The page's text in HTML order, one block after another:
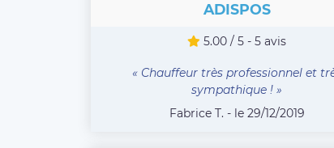
ADISPOS
5.00 / 5 - 5 avis
« Chauffeur très professionnel et
sympathique ! »
Fabrice T. - le 29/12/2019